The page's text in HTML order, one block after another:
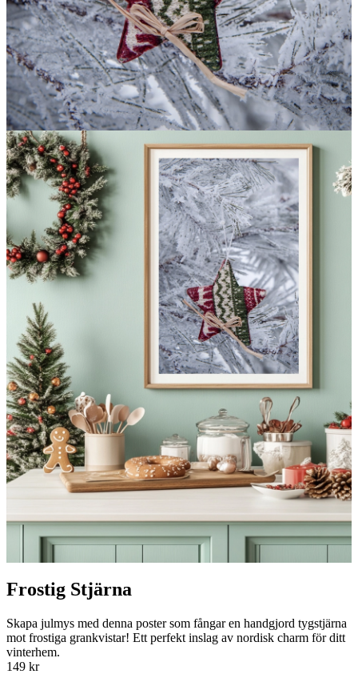
Frostig Stjärna
Skapa julmys med denna poster som fångar en handgjord tygstjärna
mot frostiga grankvistar! Ett perfekt inslag av nordisk charm för ditt
vinterhem.
149 kr